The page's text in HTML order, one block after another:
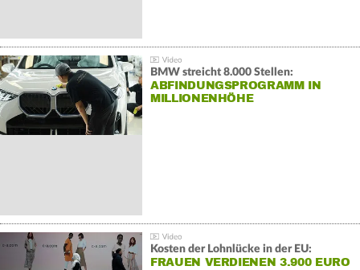
BMW streicht 8.000 Stellen:
ABFINDUNGSPROGRAMM IN
MILLIONENHÖHE
Kosten der Lohnlücke in der EU:
FRAUEN VERDIENEN 3.900 EURO